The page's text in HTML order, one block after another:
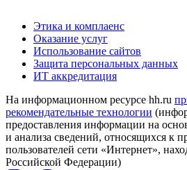
Этика и комплаенс
Оказание услуг
Использование сайтов
Защита персональных данных
ИТ аккредитация
На информационном ресурсе hh.ru
рекомендательные технологии
предоставления информации на
и анализа сведений, относящихся к
пользователей сети «Интернет»,
Российской Федерации)